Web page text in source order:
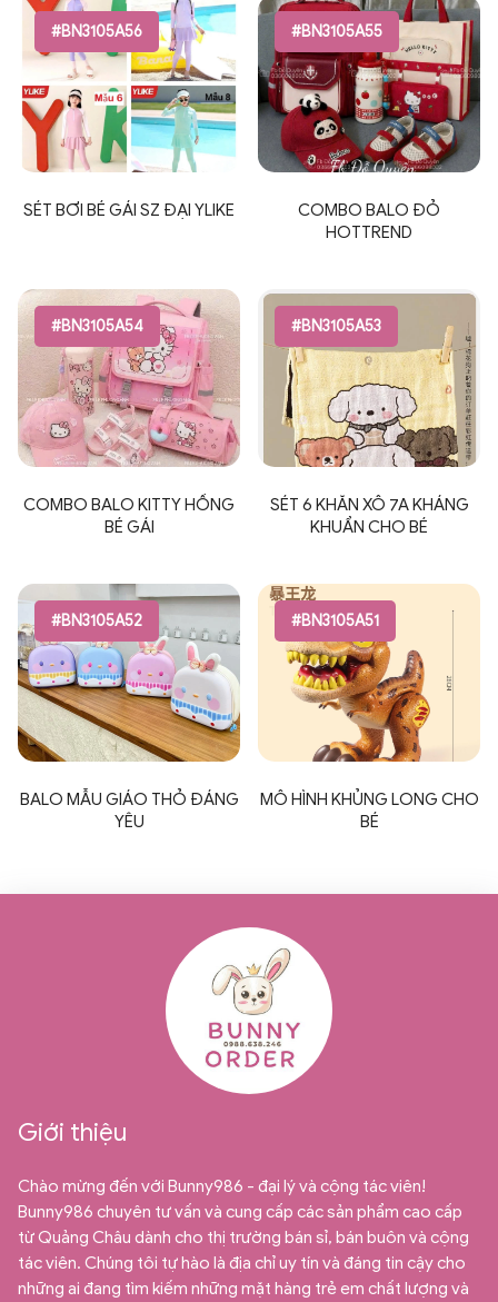
#BN3105A56
SÉT BƠI BÉ GÁI SZ ĐẠI YLIKE
#BN3105A55
COMBO BALO ĐỎ
HOTTREND
#BN3105A54
COMBO BALO KITTY HỒNG
BÉ GÁI
#BN3105A53
SÉT 6 KHĂN XÔ 7A KHÁNG
KHUẨN CHO BÉ
#BN3105A52
BALO MẪU GIÁO THỎ ĐÁNG
YÊU
#BN3105A51
MÔ HÌNH KHỦNG LONG CHO
BÉ
Giới thiệu
Chào mừng đến với Bunny986 - đại lý và cộng tác viên!
Bunny986 chuyên tư vấn và cung cấp các sản phẩm cao cấp
từ Quảng Châu dành cho thị trường bán sỉ, bán buôn và cộng
tác viên. Chúng tôi tự hào là địa chỉ uy tín và đáng tin cậy cho
những ai đang tìm kiếm những mặt hàng trẻ em chất lượng và